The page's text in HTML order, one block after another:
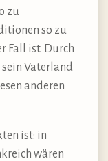
zu
so zu
Fall ist. Durch
Vaterland
anderen
ist: in
wären